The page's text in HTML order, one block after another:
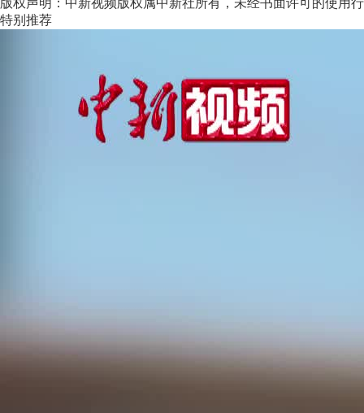
版权声明：中新视频版权属中新社所有，未经书面许可的使用
特别推荐